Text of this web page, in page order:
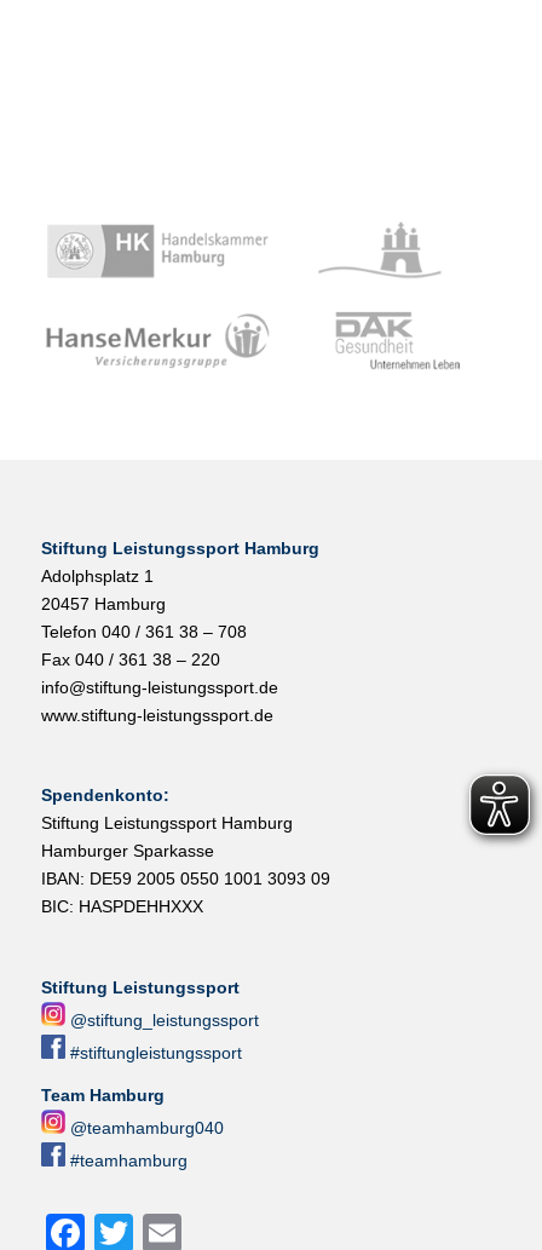
Stiftung Leistungssport Hamburg
Adolphsplatz 1
20457 Hamburg
Telefon 040 / 361 38 – 708
Fax 040 / 361 38 – 220
info@stiftung-leistungssport.de
www.stiftung-leistungssport.de
Spendenkonto:
Stiftung Leistungssport Hamburg
Hamburger Sparkasse
IBAN: DE59 2005 0550 1001 3093 09
BIC: HASPDEHHXXX
Stiftung Leistungssport
@stiftung_leistungssport
#stiftungleistungssport
Team Hamburg
@teamhamburg040
#teamhamburg
Facebook
Twitter